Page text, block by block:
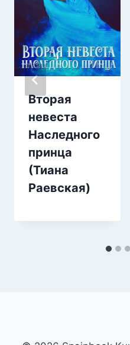
Вторая
невеста
Наследного
принца
(Тиана
Раевская)